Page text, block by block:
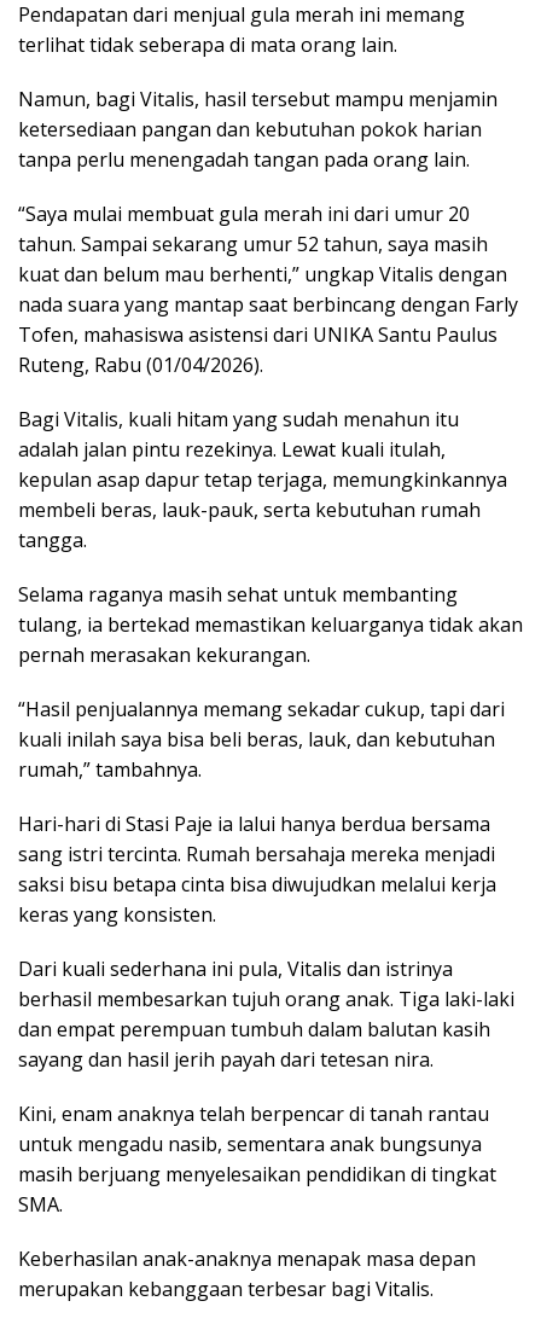
Pendapatan dari menjual gula merah ini memang
terlihat tidak seberapa di mata orang lain.
Namun, bagi Vitalis, hasil tersebut mampu menjamin
ketersediaan pangan dan kebutuhan pokok harian
tanpa perlu menengadah tangan pada orang lain.
“Saya mulai membuat gula merah ini dari umur 20
tahun. Sampai sekarang umur 52 tahun, saya masih
kuat dan belum mau berhenti,” ungkap Vitalis dengan
nada suara yang mantap saat berbincang dengan Farly
Tofen, mahasiswa asistensi dari UNIKA Santu Paulus
Ruteng, Rabu (01/04/2026).
Bagi Vitalis, kuali hitam yang sudah menahun itu
adalah jalan pintu rezekinya. Lewat kuali itulah,
kepulan asap dapur tetap terjaga, memungkinkannya
membeli beras, lauk-pauk, serta kebutuhan rumah
tangga.
Selama raganya masih sehat untuk membanting
tulang, ia bertekad memastikan keluarganya tidak akan
pernah merasakan kekurangan.
“Hasil penjualannya memang sekadar cukup, tapi dari
kuali inilah saya bisa beli beras, lauk, dan kebutuhan
rumah,” tambahnya.
Hari-hari di Stasi Paje ia lalui hanya berdua bersama
sang istri tercinta. Rumah bersahaja mereka menjadi
saksi bisu betapa cinta bisa diwujudkan melalui kerja
keras yang konsisten.
Dari kuali sederhana ini pula, Vitalis dan istrinya
berhasil membesarkan tujuh orang anak. Tiga laki-laki
dan empat perempuan tumbuh dalam balutan kasih
sayang dan hasil jerih payah dari tetesan nira.
Kini, enam anaknya telah berpencar di tanah rantau
untuk mengadu nasib, sementara anak bungsunya
masih berjuang menyelesaikan pendidikan di tingkat
SMA.
Keberhasilan anak-anaknya menapak masa depan
merupakan kebanggaan terbesar bagi Vitalis.